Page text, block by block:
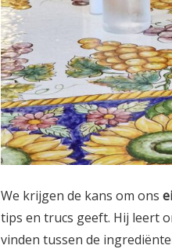
We krijgen de kans om ons
tips en trucs geeft. Hij leert
vinden tussen de